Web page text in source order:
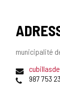
Adresse
municipalité
Adresse
de
Téléphones
987 753